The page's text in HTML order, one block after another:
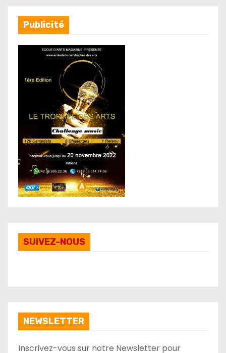
Publicité
SUIVEZ-NOUS
NEWSLETTER
Inscrivez-vous sur notre Newsletter pour